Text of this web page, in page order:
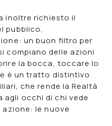
inoltre richiesto il
pubblico,
un buon filtro per
compiano delle azioni
la bocca, toccare lo
è un tratto distintivo
che rende laRealtà
agli occhi di chi vede
le nuove